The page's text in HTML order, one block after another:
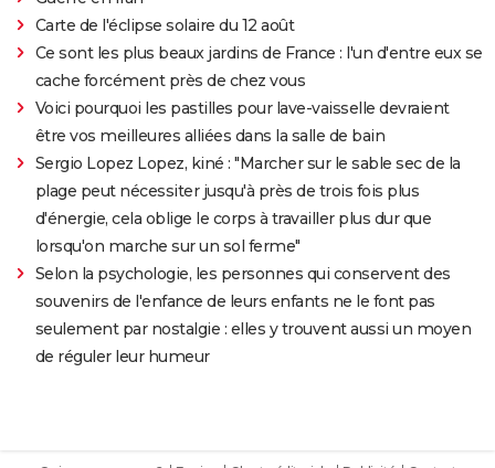
Carte de l'éclipse solaire du 12 août
Ce sont les plus beaux jardins de France : l'un d'entre eux se
cache forcément près de chez vous
Voici pourquoi les pastilles pour lave-vaisselle devraient
être vos meilleures alliées dans la salle de bain
Sergio Lopez Lopez, kiné : "Marcher sur le sable sec de la
plage peut nécessiter jusqu'à près de trois fois plus
d'énergie, cela oblige le corps à travailler plus dur que
lorsqu'on marche sur un sol ferme"
Selon la psychologie, les personnes qui conservent des
souvenirs de l'enfance de leurs enfants ne le font pas
seulement par nostalgie : elles y trouvent aussi un moyen
de réguler leur humeur